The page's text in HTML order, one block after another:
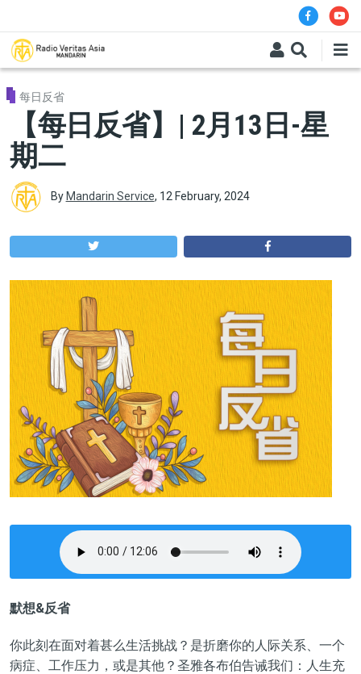
每日反省
【每日反省】| 2月13日-星
期二
By Mandarin Service, 12 February, 2024
默想&反省
你此刻在面对着甚么生活挑战？是折磨你的人际关系、一个
病症、工作压力，或是其他？圣雅各布伯告诫我们：人生充